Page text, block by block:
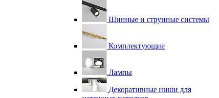
Шинные и струнные системы
Комплектующие
Лампы
Декоративные ниши для